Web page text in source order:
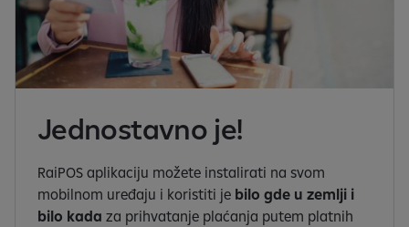
Jednostavno je!
RaiPOS aplikaciju možete instalirati na svom
mobilnom uređaju i koristiti je bilo gde u zemlji i
bilo kada za prihvatanje plaćanja putem platnih